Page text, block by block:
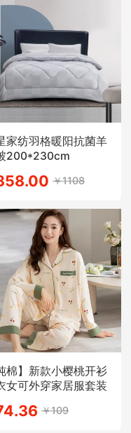
家纺羽格暖阳抗菌羊
200*230cm
￥1108
棉】新款小樱桃开衫
女可外穿家居服套装
￥109